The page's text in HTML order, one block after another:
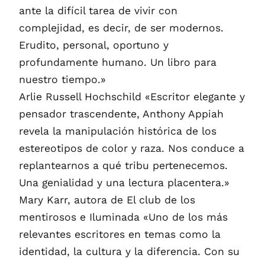
ante la difícil tarea de vivir con
complejidad, es decir, de ser modernos.
Erudito, personal, oportuno y
profundamente humano. Un libro para
nuestro tiempo.»
Arlie Russell Hochschild «Escritor elegante y
pensador trascendente, Anthony Appiah
revela la manipulación histórica de los
estereotipos de color y raza. Nos conduce a
replantearnos a qué tribu pertenecemos.
Una genialidad y una lectura placentera.»
Mary Karr, autora de El club de los
mentirosos e Iluminada «Uno de los más
relevantes escritores en temas como la
identidad, la cultura y la diferencia. Con su